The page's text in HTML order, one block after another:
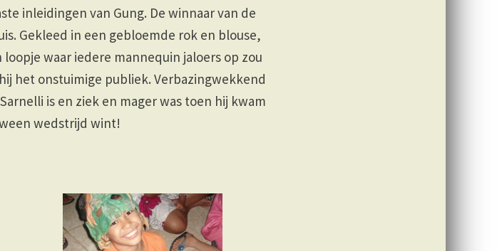
inleidingen van Gung. De winnaar van de
Gekleed in een gebloemde rok en blouse,
waar iedere mannequin jaloers op zou
het onstuimige publiek. Verbazingwekkend
is en ziek en mager was toen hij kwam
wedstrijd wint!